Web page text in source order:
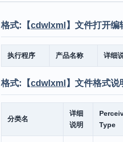
格式:【cdwlxml 】文件打开编
执行程序 产品名称 详细
格式:【cdwlxml 】文件格式
分类名
详细
说明
Type